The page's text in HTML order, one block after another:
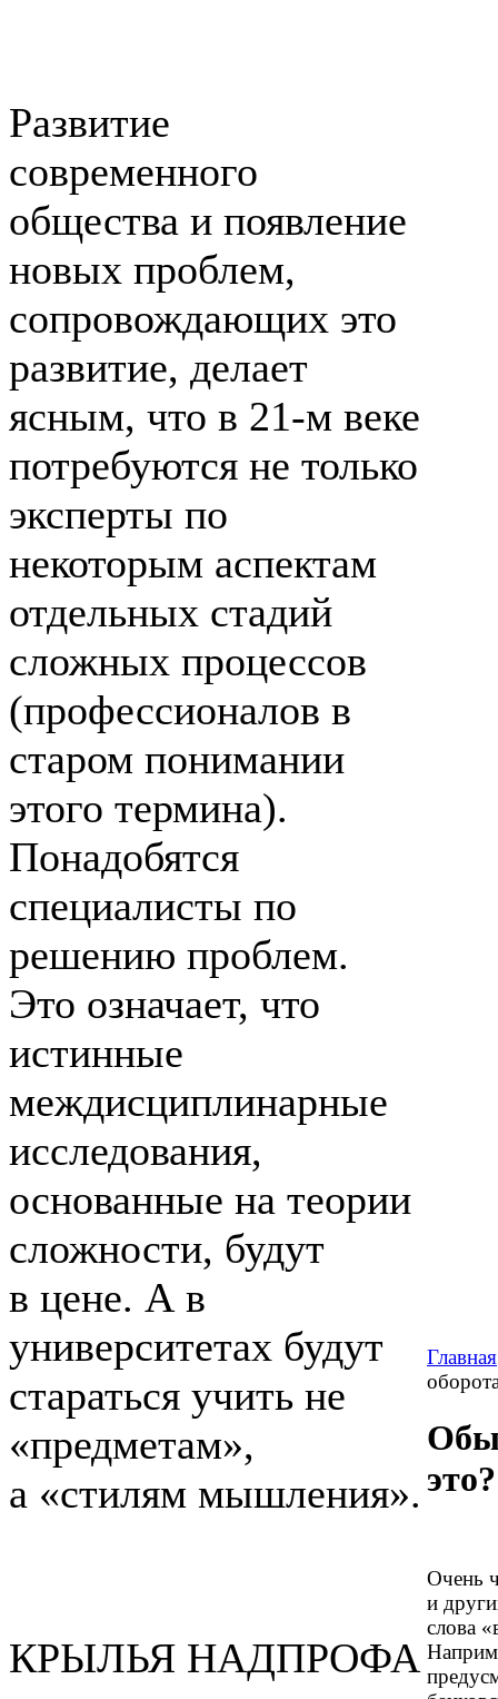
Развитие
современного
общества и появление
новых проблем,
сопровождающих это
развитие, делает
ясным, что в 21-м веке
потребуются не только
эксперты по
некоторым аспектам
отдельных стадий
сложных процессов
(профессионалов в
старом понимании
этого термина).
Понадобятся
специалисты по
решению проблем.
Это означает, что
истинные
междисциплинарные
исследования,
основанные на теории
сложности, будут
в цене. А в
университетах будут
стараться учить не
«предметам»,
а «стилям мышления».
КРЫЛЬЯ НАДПРОФА
Главная
это?
Очень
и
слова